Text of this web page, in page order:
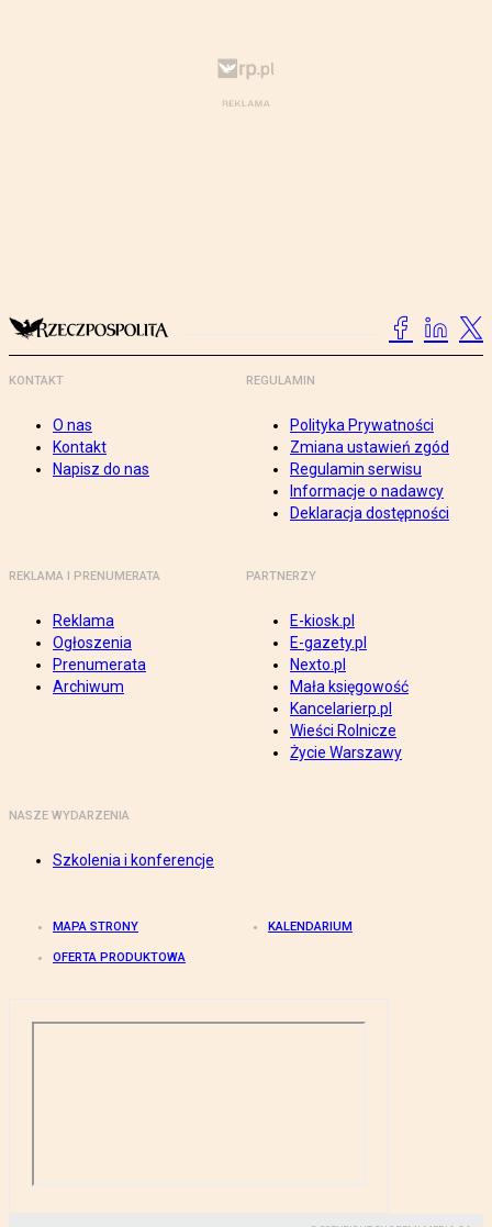
KONTAKT
O nas
Kontakt
Napisz do nas
REGULAMIN
Polityka Prywatności
Zmiana ustawień zgód
Regulamin serwisu
Informacje o nadawcy
Deklaracja dostępności
REKLAMA I PRENUMERATA
Reklama
Ogłoszenia
Prenumerata
Archiwum
PARTNERZY
E-kiosk.pl
E-gazety.pl
Nexto.pl
Mała księgowość
Kancelarierp.pl
Wieści Rolnicze
Życie Warszawy
NASZE WYDARZENIA
Szkolenia i konferencje
MAPA STRONY KALENDARIUM
OFERTA PRODUKTOWA